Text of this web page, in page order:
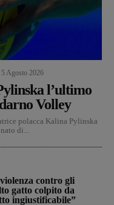
5 Agosto 2026
l’ultimo
Volley
polacca Kalina Pylinska
di...
contro gli
gatto colpito da
ingiustificabile”